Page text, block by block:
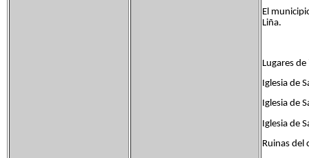
El
Liña.
Lugares
Iglesia de
Iglesia de
Iglesia de
Ruinas del